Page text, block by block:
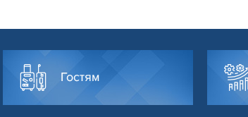
Гостям